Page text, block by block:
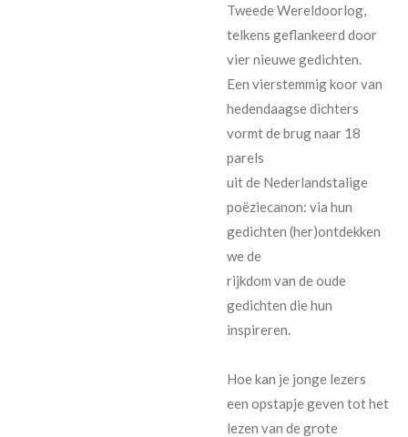
Tweede Wereldoorlog,
telkens geflankeerd door
vier nieuwe gedichten.
Een vierstemmig koor van
hedendaagse dichters
vormt de brug naar 18
parels
uit de Nederlandstalige
poëziecanon: via hun
gedichten (her)ontdekken
we de
rijkdom van de oude
gedichten die hun
inspireren.
Hoe kan je jonge lezers
een opstapje geven tot het
lezen van de grote